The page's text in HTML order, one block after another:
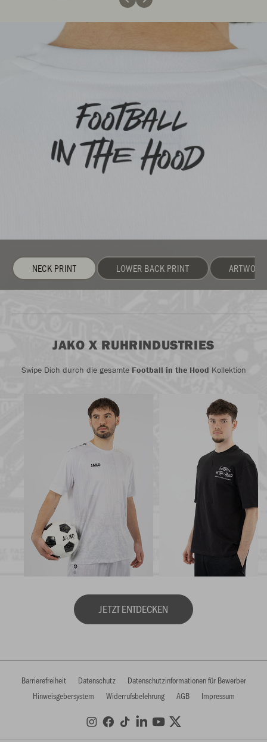
NECK PRINT LOWER BACK PRINT ARTWORK
SCHWARZ WEISS
CHEST PRINT BACK PRINT
CHEST PRINT BACK PRINT TASCHE
GRÖSSENVERSTELLBAR LOGO
SCHWARZ WEISS
JAKO X RUHRINDUSTRIES
Swipe Dich durch die gesamte Football in the Hood Kollektion
JETZT ENTDECKEN
Barrierefreiheit Datenschutz
Datenschutzinformationen für Bewerber
Hinweisgebersystem
Widerrufsbelehrung AGB Impressum